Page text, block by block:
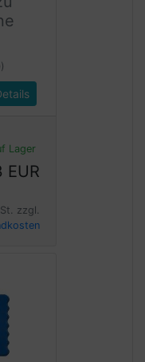
Lager
EUR
zzgl.